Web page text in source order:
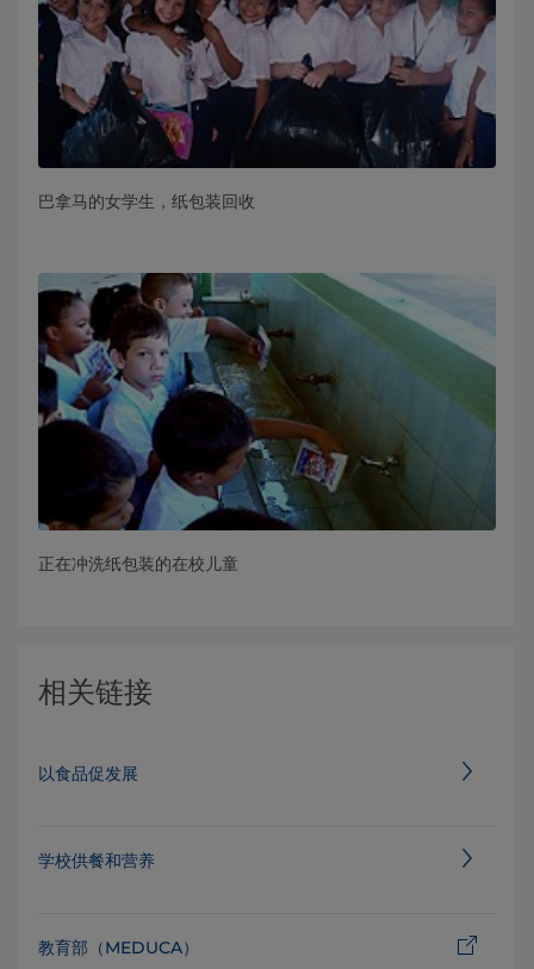
巴拿马的女学生，纸包装回收
正在冲洗纸包装的在校儿童
相关链接
以食品促发展
学校供餐和营养
教育部（MEDUCA）